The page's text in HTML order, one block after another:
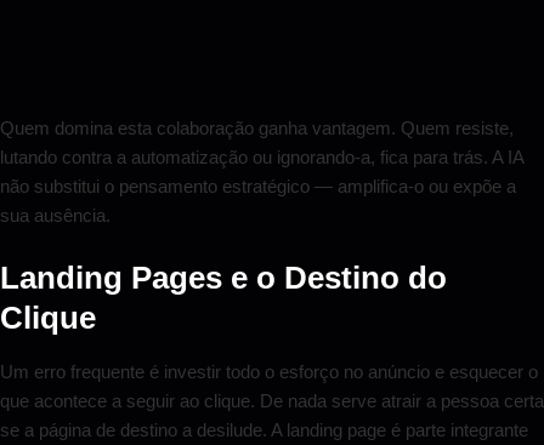
Quem domina esta colaboração ganha vantagem. Quem resiste,
lutando contra a automatização ou ignorando-a, fica para trás. A IA
não substitui o pensamento estratégico — amplifica-o ou expõe a
sua ausência.
Landing Pages e o Destino do
Clique
Um erro frequente é investir todo o esforço no anúncio e esquecer o
que acontece a seguir ao clique. De nada serve atrair a pessoa certa
se a página de destino a desilude. A landing page é parte integrante